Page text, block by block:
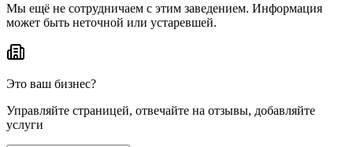
Мы ещё не сотрудничаем с этим заведением. Информация
может быть неточной или устаревшей.
Это ваш бизнес?
Управляйте страницей, отвечайте на отзывы, добавляйте
услуги